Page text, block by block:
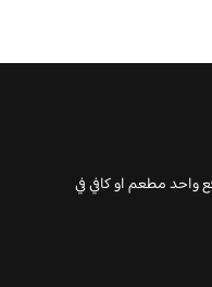
واحد مطعم او كافي في